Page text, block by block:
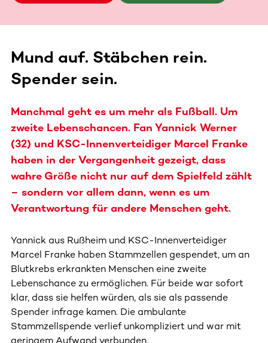
Mund auf. Stäbchen rein.
Spender sein.
Manchmal geht es um mehr als Fußball. Um
zweite Lebenschancen. Fan Yannick Werner
(32) und KSC-Innenverteidiger Marcel Franke
haben in der Vergangenheit gezeigt, dass
wahre Größe nicht nur auf dem Spielfeld zählt
– sondern vor allem dann, wenn es um
Verantwortung für andere Menschen geht.
Yannick aus Rußheim und KSC-Innenverteidiger
Marcel Franke haben Stammzellen gespendet, um an
Blutkrebs erkrankten Menschen eine zweite
Lebenschance zu ermöglichen. Für beide war sofort
klar, dass sie helfen würden, als sie als passende
Spender infrage kamen. Die ambulante
Stammzellspende verlief unkompliziert und war mit
geringem Aufwand verbunden.